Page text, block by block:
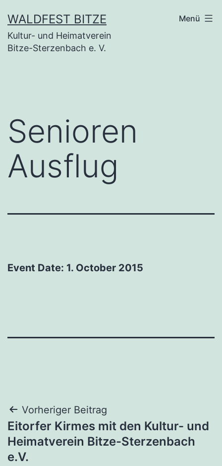
Inhalt
springen
WALDFEST BITZE
Kultur- und Heimatverein
Bitze-Sterzenbach e. V.
Menü
Senioren
Ausflug
Event Date: 1. October 2015
Beitragsnavigation
Vorheriger Beitrag
Eitorfer Kirmes mit den Kultur- und
Heimatverein Bitze-Sterzenbach
e.V.